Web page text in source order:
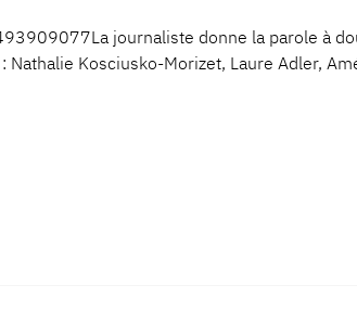
journaliste donne la parole à
Kosciusko-Morizet, Laure Adler,